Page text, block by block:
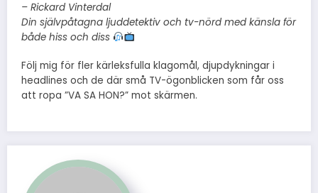
– Rickard Vinterdal
Din självpåtagna ljuddetektiv och tv-nörd med känsla för
både hiss och diss
Följ mig för fler kärleksfulla klagomål, djupdykningar i
headlines och de där små TV-ögonblicken som får oss
att ropa ”VA SA HON?” mot skärmen.